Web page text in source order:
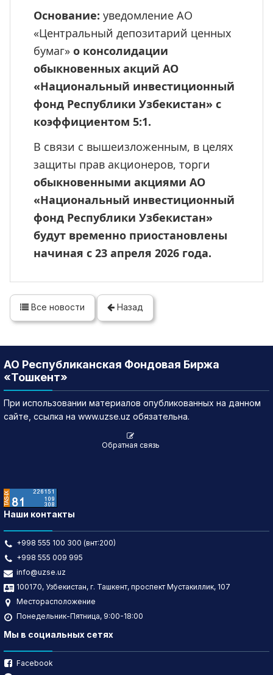
Основание: уведомление АО
«Центральный депозитарий ценных
бумаг» о консолидации
обыкновенных акций АО
«Национальный инвестиционный
фонд Республики Узбекистан» с
коэффициентом 5:1.
В связи с вышеизложенным, в целях
обыкновенными акциями АО
«Национальный инвестиционный
фонд Республики Узбекистан»
будут временно приостановлены
начиная с 23 апреля 2026 года.
Все новости Назад
АО Республиканская Фондовая Биржа
«Тошкент»
При использовании материалов опубликованных на данном
сайте, ссылка на www.uzse.uz обязательна.
Обратная связь
Наши контакты
+998 555 100 300 (внт:200)
+998 555 009 995
info@uzse.uz
100170, Узбекистан, г. Ташкент, проспект Мустакиллик, 107
Месторасположение
Понедельник-Пятница, 9:00-18:00
Мы в социальных сетях
Facebook